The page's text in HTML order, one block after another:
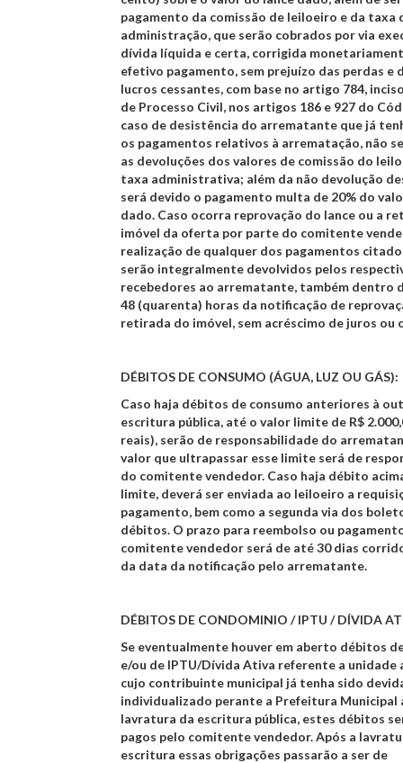
pagamento da comissão de leiloeiro e da taxa
administração, que serão cobrados por via
dívida líquida e certa, corrigida
efetivo pagamento, sem prejuízo das perdas e
lucros cessantes, com base no artigo 784,
de Processo Civil, nos artigos 186 e 927 do
caso de desistência do arrematante que já
os pagamentos relativos à arrematação, não
as devoluções dos valores de comissão do
taxa administrativa; além da não devolução
será devido o pagamento multa de 20% do
dado. Caso ocorra reprovação do lance ou a
imóvel da oferta por parte do comitente
realização de qualquer dos pagamentos
serão integralmente devolvidos pelos
recebedores ao arrematante, também dentro
48 (quarenta) horas da notificação de
retirada do imóvel, sem acréscimo de juros ou
DÉBITOS DE CONSUMO (ÁGUA, LUZ OU GÁS):
Caso haja débitos de consumo anteriores à
escritura pública, até o valor limite de R$
reais), serão de responsabilidade do
valor que ultrapassar esse limite será de
do comitente vendedor. Caso haja débito
limite, deverá ser enviada ao leiloeiro a
pagamento, bem como a segunda via dos
débitos. O prazo para reembolso ou
comitente vendedor será de até 30 dias
da data da notificação pelo arrematante.
DÉBITOS DE CONDOMINIO / IPTU / DÍVIDA
Se eventualmente houver em aberto débitos
e/ou de IPTU/Dívida Ativa referente a unidade
cujo contribuinte municipal já tenha sido
individualizado perante a Prefeitura Municipal
lavratura da escritura pública, estes débitos
pagos pelo comitente vendedor. Após a
escritura essas obrigações passarão a ser de